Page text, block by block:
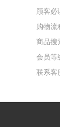
顾客必
购物流
商品搜
会员等
联系客